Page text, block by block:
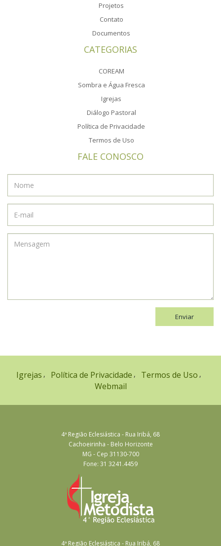
Projetos
Contato
Documentos
CATEGORIAS
COREAM
Sombra e Água Fresca
Igrejas
Diálogo Pastoral
Política de Privacidade
Termos de Uso
FALE CONOSCO
Enviar
Igrejas Política de Privacidade
Termos de Uso
Webmail
4ª Região Eclesiástica - Rua Iribá, 68
Cachoeirinha - Belo Horizonte
MG - Cep 31130-700
Fone: 31 3241.4459
4ª Região Eclesiástica - Rua Iribá, 68